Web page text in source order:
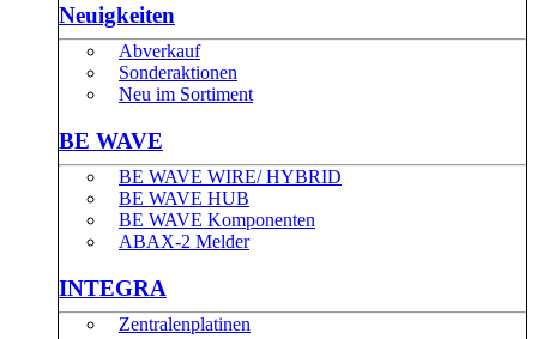
Neuigkeiten
Abverkauf
Sonderaktionen
Neu im Sortiment
BE WAVE
BE WAVE WIRE/ HYBRID
BE WAVE HUB
BE WAVE Komponenten
ABAX-2 Melder
INTEGRA
Zentralenplatinen